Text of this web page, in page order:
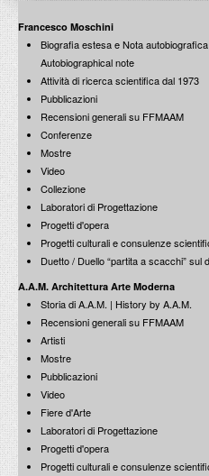
Francesco Moschini
Biografia estesa e Nota
Autobiographical note
Attività di ricerca scientifica dal 1973
Pubblicazioni
Recensioni generali su FFMAAM
Conferenze
Mostre
Video
Collezione
Laboratori di Progettazione
Progetti d'opera
Progetti culturali e consulenze
Duetto / Duello “partita a scacchi” sul
A.A.M. Architettura Arte Moderna
Storia di A.A.M. | History by A.A.M.
Recensioni generali su FFMAAM
Artisti
Mostre
Pubblicazioni
Video
Fiere d'Arte
Laboratori di Progettazione
Progetti d'opera
Progetti culturali e consulenze